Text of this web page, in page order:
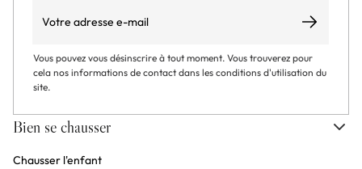
S’abonner
Vous pouvez vous désinscrire à tout moment. Vous trouverez pour
cela nos informations de contact dans les conditions d'utilisation du
site.
Bien se chausser
Chausser l'enfant